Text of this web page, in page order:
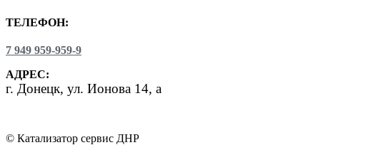
ТЕЛЕФОН:
7 949 959-959-9
АДРЕС:
г. Донецк, ул. Ионова 14, а
© Катализатор сервис ДНР